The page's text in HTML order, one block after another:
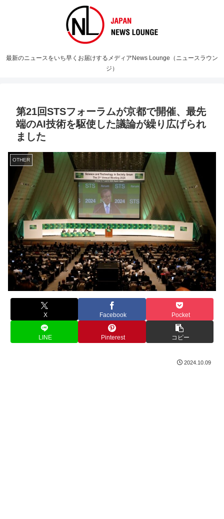
最新のニュースをいち早くお届けするメディアNews Lounge（ニュースラウン
ジ）
第21回STSフォーラムが京都で開催、最先
端のAI技術を駆使した議論が繰り広げられ
ました
OTHER
X Facebook Pocket
LINE Pinterest コピー
2024.10.09